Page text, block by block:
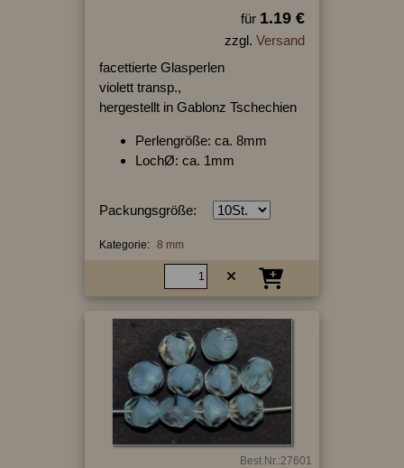
für 1.19 €
zzgl. Versand
facettierte Glasperlen
violett transp.,
hergestellt in Gablonz Tschechien
Perlengröße: ca. 8mm
LochØ: ca. 1mm
Packungsgröße:
Kategorie: 8 mm
Best.Nr.:27601